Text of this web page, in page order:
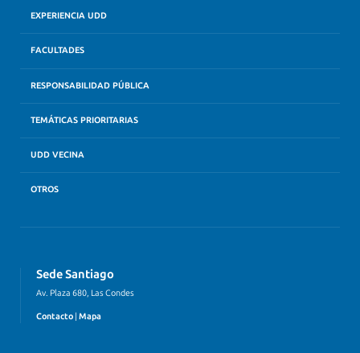
EXPERIENCIA UDD
FACULTADES
RESPONSABILIDAD PÚBLICA
TEMÁTICAS PRIORITARIAS
UDD VECINA
OTROS
Sede Santiago
Av. Plaza 680, Las Condes
Contacto Mapa